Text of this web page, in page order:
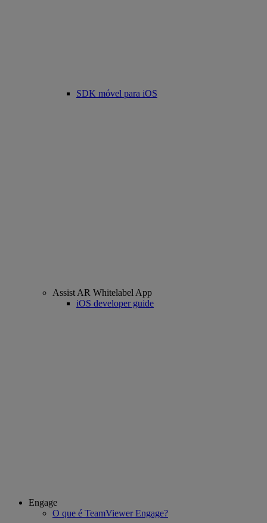
SDK móvel para iOS
Assist AR Whitelabel App
iOS developer guide
Engage
O que é TeamViewer Engage?